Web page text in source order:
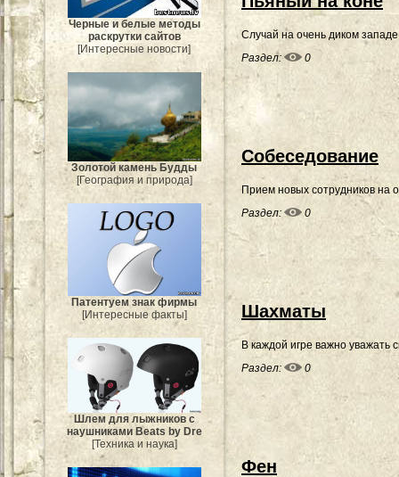
Черные и белые методы
раскрутки сайтов
[Интересные новости]
Золотой камень Будды
[География и природа]
Патентуем знак фирмы
[Интересные факты]
Шлем для лыжников с
наушниками Beats by Dre
[Техника и наука]
Случай на очень диком
Раздел:
0
Собеседование
Прием новых сотрудников на
Раздел:
0
Шахматы
В каждой игре важно уважать
Раздел:
0
Фен